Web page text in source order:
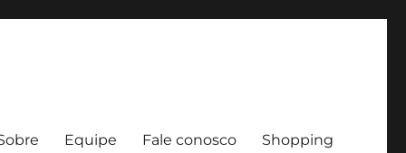
Equipe Fale conosco Shopping